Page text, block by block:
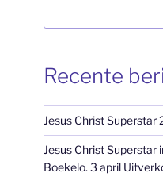
Recente
Jesus Christ Superstar
Jesus Christ Superstar
Boekelo. 3 april